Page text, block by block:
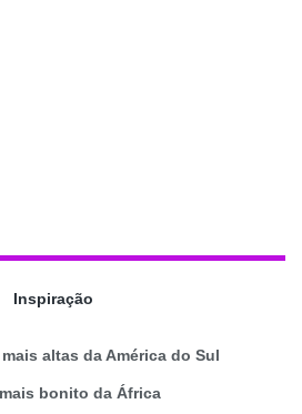
Inspiração
altas da América do Sul
bonito da África